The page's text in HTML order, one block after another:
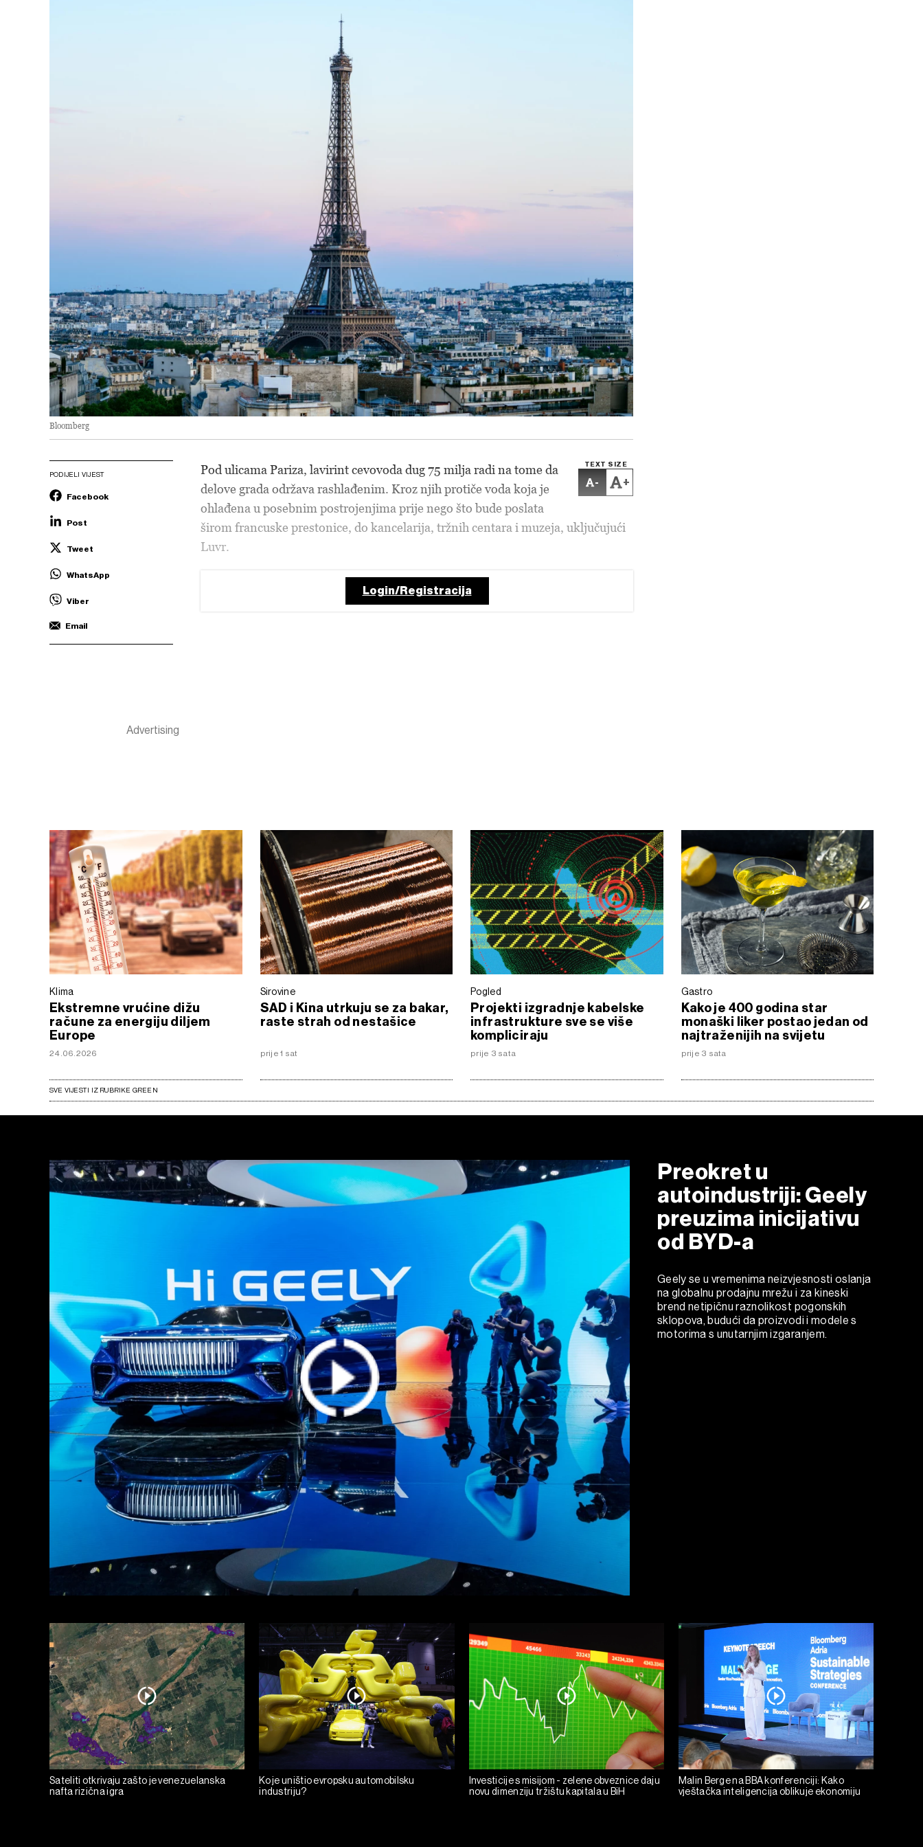
Bloomberg
PODIJELI VIJEST
Facebook
Post
Tweet
WhatsApp
Viber
Email
TEXT SIZE
- +
Pod ulicama Pariza, lavirint cevovoda dug 75 milja radi na tome da
delove grada održava rashlađenim. Kroz njih protiče voda koja je
ohlađena u posebnim postrojenjima prije nego što bude poslata
širom francuske prestonice, do kancelarija, tržnih centara i muzeja, uključujući
Luvr.
Login/Registracija
Klima
Ekstremne vrućine dižu
račune za energiju diljem
Europe
24.06.2026
Sirovine
SAD i Kina utrkuju se za bakar,
raste strah od nestašice
prije 1 sat
Pogled
Projekti izgradnje kabelske
infrastrukture sve se više
kompliciraju
prije 3 sata
Gastro
Kako je 400 godina star
monaški liker postao jedan od
najtraženijih na svijetu
prije 3 sata
SVE VIJESTI IZ RUBRIKE GREEN
Preokret u
autoindustriji: Geely
preuzima inicijativu
od BYD-a
Geely se u vremenima neizvjesnosti oslanja
na globalnu prodajnu mrežu i za kineski
brend netipičnu raznolikost pogonskih
sklopova, budući da proizvodi i modele s
motorima s unutarnjim izgaranjem.
Sateliti otkrivaju zašto je venezuelanska
nafta rizična igra
Ko je uništio evropsku automobilsku
industriju?
Investicije s misijom - zelene obveznice daju
novu dimenziju tržištu kapitala u BiH
Malin Berge na BBA konferenciji: Kako
vještačka inteligencija oblikuje ekonomiju